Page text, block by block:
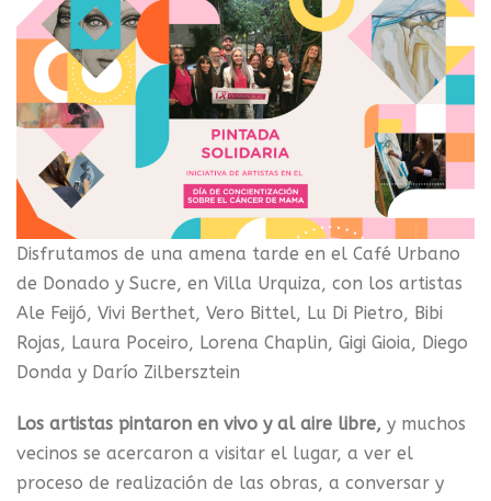
Disfrutamos de una amena tarde en el Café Urbano
de Donado y Sucre, en Villa Urquiza, con los artistas
Ale Feijó, Vivi Berthet, Vero Bittel, Lu Di Pietro, Bibi
Rojas, Laura Poceiro, Lorena Chaplin, Gigi Gioia, Diego
Donda y Darío Zilbersztein
Los artistas pintaron en vivo y al aire libre, y muchos
vecinos se acercaron a visitar el lugar, a ver el
proceso de realización de las obras, a conversar y